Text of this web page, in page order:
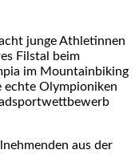
junge Athletinnen
Filstal beim
im Mountainbiking
echte Olympioniken
aus der